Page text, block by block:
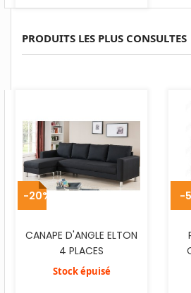
PRODUITS LES PLUS CONSULTES
CANAPE D'ANGLE ELTON
4 PLACES
Stock épuisé
-20% -